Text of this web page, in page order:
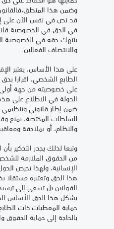
وضمن هذا
قد نص في نفس الآن على
في الحق في الخصوصية
ينتهك حقه في الخصوصية
والانتصاف الفعالين.
على هذا الأساس، يعتبر
الطابع الشخصي، اقرارا
على خصوصيته من جهة
الدولة في الاطلاع على هذه
ضمن إطار قانوني
للسلطات المختصة، بمنع
والنظام، أو بملاحقة
وتبعا لذلك يجدر التذكير بأن
من الحقوق الملازمة
الإنسانية، ولهذا تحرص
هذا الحق وتعتبره مستقلا
القوانين بل تسعى إلى
يشكل هذا الحق الأساس
حماية المعطيات ذات
بالحاجة إلى حماية الحقوق